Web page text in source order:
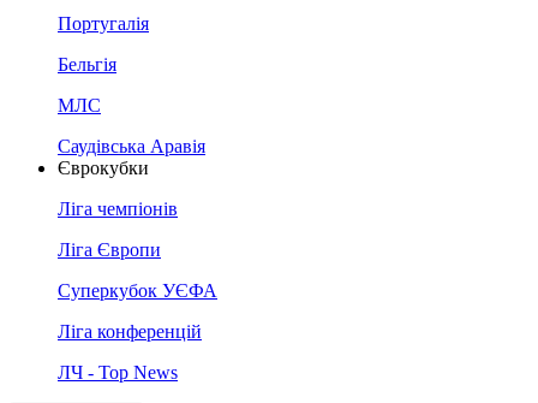
Португалія
Бельгія
МЛС
Саудівська Аравія
Єврокубки
Ліга чемпіонів
Ліга Європи
Суперкубок УЄФА
Ліга конференцій
ЛЧ - Top News